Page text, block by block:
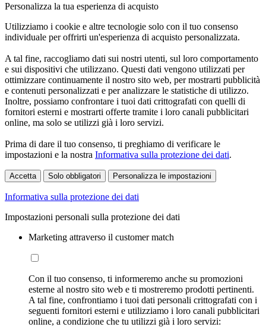
Personalizza la tua esperienza di acquisto
Utilizziamo i cookie e altre tecnologie solo con il tuo consenso
individuale per offrirti un'esperienza di acquisto personalizzata.
A tal fine, raccogliamo dati sui nostri utenti, sul loro comportamento
e sui dispositivi che utilizzano. Questi dati vengono utilizzati per
ottimizzare continuamente il nostro sito web, per mostrarti pubblicità
e contenuti personalizzati e per analizzare le statistiche di utilizzo.
Inoltre, possiamo confrontare i tuoi dati crittografati con quelli di
fornitori esterni e mostrarti offerte tramite i loro canali pubblicitari
online, ma solo se utilizzi già i loro servizi.
Prima di dare il tuo consenso, ti preghiamo di verificare le
impostazioni e la nostra Informativa sulla protezione dei dati.
Accetta Solo obbligatori Personalizza le impostazioni
Informativa sulla protezione dei dati
Impostazioni personali sulla protezione dei dati
Marketing attraverso il customer match
Con il tuo consenso, ti informeremo anche su promozioni
esterne al nostro sito web e ti mostreremo prodotti pertinenti.
A tal fine, confrontiamo i tuoi dati personali crittografati con i
seguenti fornitori esterni e utilizziamo i loro canali pubblicitari
online, a condizione che tu utilizzi già i loro servizi: